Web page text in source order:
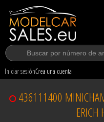
Iniciar sesiónCrea una cuenta
436111400
ERICH